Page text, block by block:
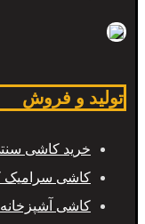
تولید و فروش
خرید کاشی
کاشی
کاشی آشپزخانه